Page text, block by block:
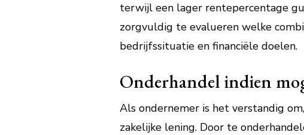
terwijl een lager rentepercentage
zorgvuldig te evalueren welke
bedrijfssituatie en financiële doelen.
Onderhandel indien
Als ondernemer is het verstandig
zakelijke lening. Door te